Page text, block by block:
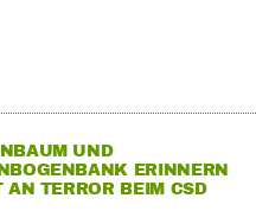
UND
ERINNERN
AN TERROR BEIM CSD